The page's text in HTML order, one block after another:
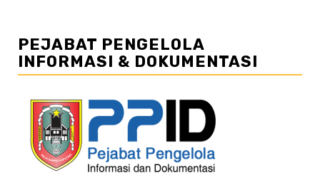
PEJABAT PENGELOLA
INFORMASI & DOKUMENTASI